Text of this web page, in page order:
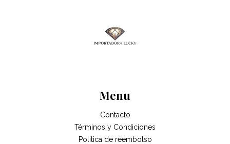
Menu
Contacto
Términos y Condiciones
Politica de reembolso